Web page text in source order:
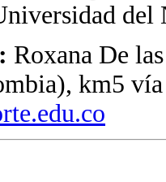
Roxana De
km5